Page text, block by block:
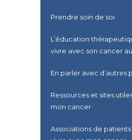
Prendre soin de soi
L’éducation
vivre avec son cancer
En parler avec d’autres
Ressources et sites
mon cancer
Associations de